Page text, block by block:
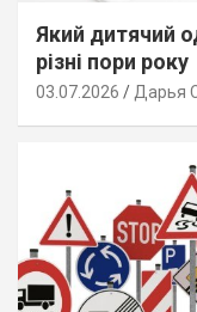
Який дитячий
різні пори року
03.07.2026 Дарья